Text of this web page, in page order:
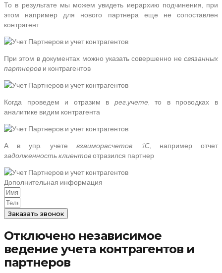
То в результате мы можем увидеть иерархию подчинения, при
этом например для нового партнера еще не сопоставлен
контрагент
При этом в документах можно указать совершенно не связанных
партнеров и контрагентов
Когда проведем и отразим в рег.учете, то в проводках в
аналитике видим контрагента
А в упр. учете взаиморасчетов 1С , например отчет
задолженность клиентовотразился партнер
Дополнительная информация
Заказать звонок
Отключено независимое
ведение учета контрагентов и
партнеров